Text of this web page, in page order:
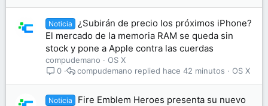
Noticia
¿Subirán de precio los próximos iPhone?
El mercado de la memoria RAM se queda sin
stock y pone a Apple contra las cuerdas
compudemano
OS X
0
OS X
hace 42 minutos
compudemano
Noticia
Fire Emblem Heroes presenta su nuevo